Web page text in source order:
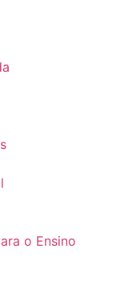
o Ensino